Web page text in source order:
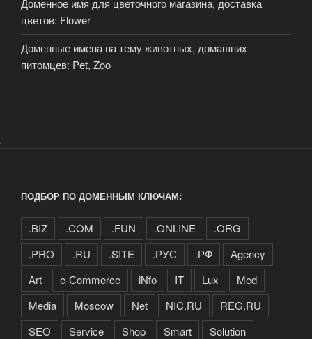
Доменное имя для цветочного магазина, доставка
цветов: Flower
Доменные имена на тему животных, домашних
питомцев: Pet, Zoo
.
ПОДБОР ПО ДОМЕННЫМ КЛЮЧАМ:
.BIZ .COM .FUN .ONLINE
.ORG
.PRO
.RU .SITE .РУС .РФ
Agency
Art
e-Сommerce iNfo IT Lux
Med
Media
Moscow Net NIC.RU
REG.RU
SEO
Service Shop Smart
Solution